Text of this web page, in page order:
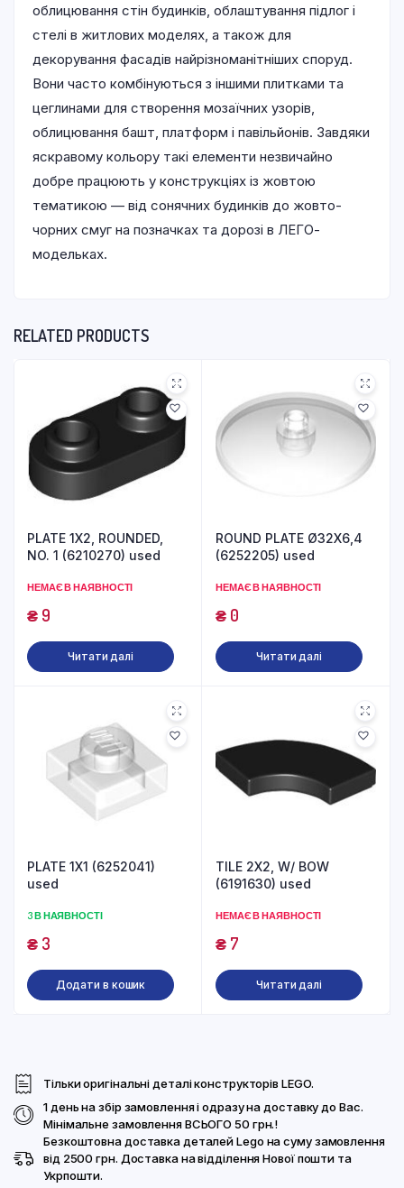
облицювання стін будинків, облаштування підлог і
стелі в житлових моделях, а також для
декорування фасадів найрізноманітніших споруд.
Вони часто комбінуються з іншими плитками та
цеглинами для створення мозаїчних узорів,
облицювання башт, платформ і павільйонів. Завдяки
яскравому кольору такі елементи незвичайно
добре працюють у конструкціях із жовтою
тематикою — від сонячних будинків до жовто-
чорних смуг на позначках та дорозі в ЛЕГО-
модельках.
RELATED PRODUCTS
PLATE 1X2, ROUNDED,
NO. 1 (6210270) used
НЕМАЄ В НАЯВНОСТІ
₴9
Читати далі
ROUND PLATE Ø32X6,4
(6252205) used
НЕМАЄ В НАЯВНОСТІ
₴0
Читати далі
PLATE 1X1 (6252041)
used
3 В НАЯВНОСТІ
₴3
Додати в кошик
TILE 2X2, W/ BOW
(6191630) used
НЕМАЄ В НАЯВНОСТІ
₴7
Читати далі
Тільки оригінальні деталі конструкторів LEGO.
1 день на збір замовлення і одразу на доставку до Вас.
Мінімальне замовлення ВСЬОГО 50 грн.!
Безкоштовна доставка деталей Lego на суму замовлення
від 2500 грн. Доставка на відділення Нової пошти та
Укрпошти.